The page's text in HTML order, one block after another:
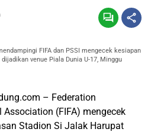
FIFA dan PSSI mengecek kesiapan
venue Piala Dunia U-17, Minggu
– Federation
(FIFA) mengecek
Stadion Si Jalak Harupat